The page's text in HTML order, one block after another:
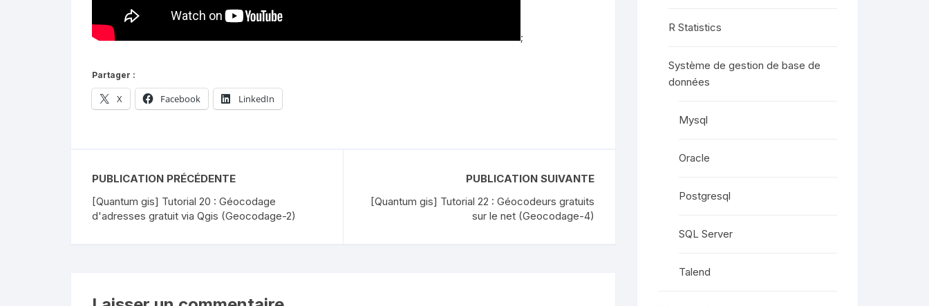
;
Partager :
X Facebook LinkedIn
PUBLICATION PRÉCÉDENTE
[Quantum gis] Tutorial 20 : Géocodage
d'adresses gratuit via Qgis (Geocodage-2)
PUBLICATION SUIVANTE
[Quantum gis] Tutorial 22 : Géocodeurs gratuits
sur le net (Geocodage-4)
R Statistics
Système de gestion de base de
données
Mysql
Oracle
Postgresql
SQL Server
Talend